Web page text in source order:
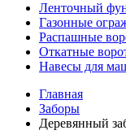
Ленточный
Газонные
Распашные
Откатные
Навесы для
Главная
Заборы
Деревянный